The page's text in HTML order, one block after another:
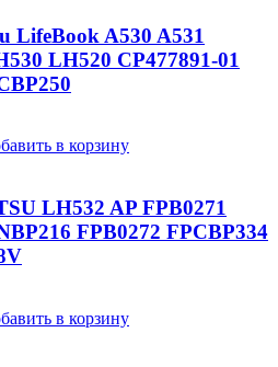
LifeBook A530 A531
LH520 CP477891-01
в корзину
LH532 AP FPB0271
FPB0272 FPCBP334
в корзину